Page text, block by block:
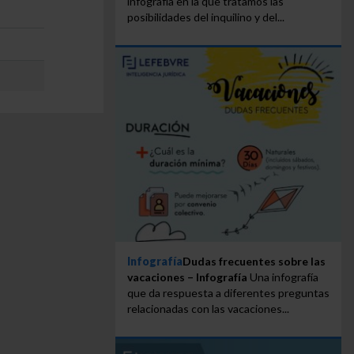
posibilidades del inquilino y del...
InfografíaDudas frecuentes sobre las
vacaciones – Infografía Una infografía
que da respuesta a diferentes preguntas
relacionadas con las vacaciones...